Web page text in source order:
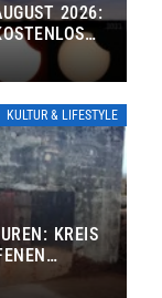
2026:
KULTUR & LIFESTYLE
KREIS